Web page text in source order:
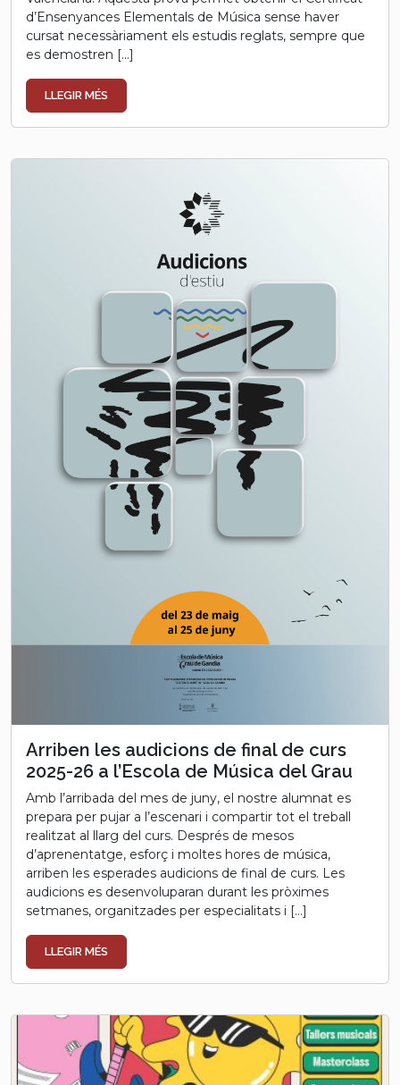
d’Ensenyances Elementals de Música sense haver
cursat necessàriament els estudis reglats, sempre que
es demostren […]
LLEGIR MÉS
Arriben les audicions de final de curs
2025-26 a l’Escola de Música del Grau
Amb l’arribada del mes de juny, el nostre alumnat es
prepara per pujar a l’escenari i compartir tot el treball
realitzat al llarg del curs. Després de mesos
d’aprenentatge, esforç i moltes hores de música,
arriben les esperades audicions de final de curs. Les
audicions es desenvoluparan durant les pròximes
setmanes, organitzades per especialitats i […]
LLEGIR MÉS